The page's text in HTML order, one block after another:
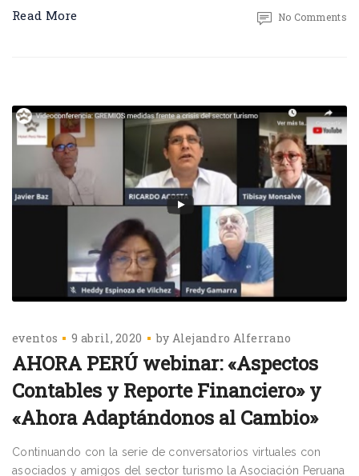
Read More No Comments
eventos 9 abril, 2020 by Alejandro Alferrano
AHORA PERÚ webinar: «Aspectos
Contables y Reporte Financiero» y
«Ahora Adaptándonos al Cambio»
Continuando con la serie de conversatorios virtuales con
asociados y amigos del sector turismo la Asociación Peruana